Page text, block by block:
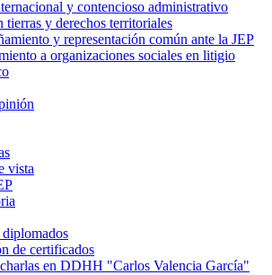
y contencioso administrativo
tierras y derechos territoriales
y representación común ante la JEP
a organizaciones sociales en litigio
vista
de certificados
en DDHH "Carlos Valencia García"